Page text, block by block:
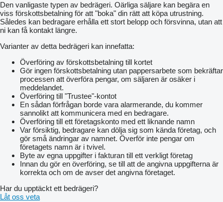
Den vanligaste typen av bedrägeri. Oärliga säljare kan begära en
viss förskottsbetalning för att "boka" din rätt att köpa utrustning.
Således kan bedragare erhålla ett stort belopp och försvinna, utan att
ni kan få kontakt längre.
Varianter av detta bedrägeri kan innefatta:
Överföring av förskottsbetalning till kortet
Gör ingen förskottsbetalning utan pappersarbete som bekräftar
processen att överföra pengar, om säljaren är osäker i
meddelandet.
Överföring till "Trustee"-kontot
En sådan förfrågan borde vara alarmerande, du kommer
sannolikt att kommunicera med en bedragare.
Överföring till ett företagskonto med ett liknande namn
Var försiktig, bedragare kan dölja sig som kända företag, och
gör små ändringar av namnet. Överför inte pengar om
företagets namn är i tvivel.
Byte av egna uppgifter i fakturan till ett verkligt företag
Innan du gör en överföring, se till att de angivna uppgifterna är
korrekta och om de avser det angivna företaget.
Har du upptäckt ett bedrägeri?
Låt oss veta